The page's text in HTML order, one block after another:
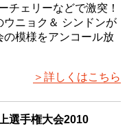
チェリーなどで激突！
ニョク＆ シンドンが
の模様をアンコール放
＞詳しくはこちら
選手権大会2010